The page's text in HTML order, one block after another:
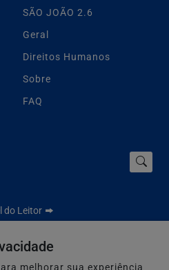
SÃO JOÃO 2.6
Geral
Direitos Humanos
Sobre
FAQ
do Leitor
melhorar sua experiência